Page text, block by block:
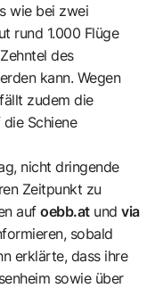
wie bei zwei
rund 1.000 Flüge
des
kann. Wegen
zudem die
Schiene
nicht dringende
Zeitpunkt zu
aufoebb.at undvia
sobald
erklärte, dass ihre
sowie über